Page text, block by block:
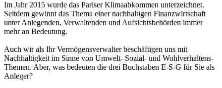
Im Jahr 2015 wurde das Pariser Klimaabkommen unterzeichnet.
Seitdem gewinnt das Thema einer nachhaltigen Finanzwirtschaft
unter Anlegenden, Verwaltenden und Aufsichtsbehörden immer
mehr an Bedeutung.
Auch wir als Ihr Vermögensverwalter beschäftigen uns mit
Nachhaltigkeit im Sinne von Umwelt- Sozial- und Wohlverhaltens-
Themen. Aber, was bedeuten die drei Buchstaben E-S-G für Sie als
Anleger?